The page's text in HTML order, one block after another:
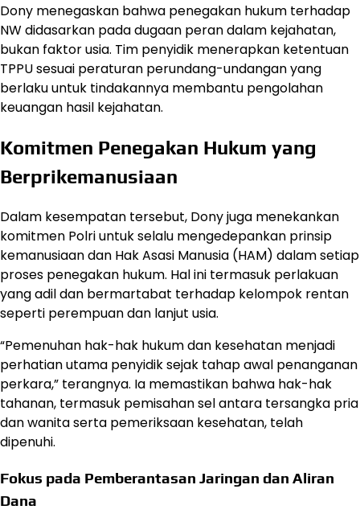
Dony menegaskan bahwa penegakan hukum terhadap
NW didasarkan pada dugaan peran dalam kejahatan,
bukan faktor usia. Tim penyidik menerapkan ketentuan
TPPU sesuai peraturan perundang-undangan yang
berlaku untuk tindakannya membantu pengolahan
keuangan hasil kejahatan.
Komitmen Penegakan Hukum yang
Berprikemanusiaan
Dalam kesempatan tersebut, Dony juga menekankan
komitmen Polri untuk selalu mengedepankan prinsip
kemanusiaan dan Hak Asasi Manusia (HAM) dalam setiap
proses penegakan hukum. Hal ini termasuk perlakuan
yang adil dan bermartabat terhadap kelompok rentan
seperti perempuan dan lanjut usia.
“Pemenuhan hak-hak hukum dan kesehatan menjadi
perhatian utama penyidik sejak tahap awal penanganan
perkara,” terangnya. Ia memastikan bahwa hak-hak
tahanan, termasuk pemisahan sel antara tersangka pria
dan wanita serta pemeriksaan kesehatan, telah
dipenuhi.
Fokus pada Pemberantasan Jaringan dan Aliran
Dana